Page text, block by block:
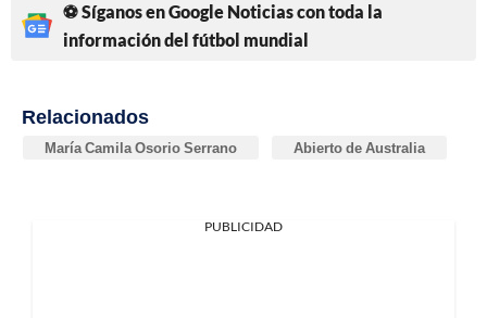
⚽ Síganos en Google Noticias con toda la
información del fútbol mundial
Relacionados
María Camila Osorio Serrano Abierto de Australia
PUBLICIDAD